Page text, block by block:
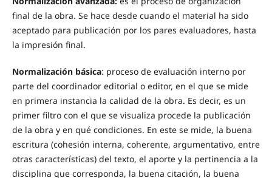
final de la obra. Se hace desde cuando el material ha sido
aceptado para publicación por los pares evaluadores, hasta
la impresión final.
Normalización básica: proceso de evaluación interno por
parte del coordinador editorial o editor, en el que se mide
en primera instancia la calidad de la obra. Es decir, es un
primer filtro con el que se visualiza procede la publicación
de la obra y en qué condiciones. En este se mide, la buena
escritura (cohesión interna, coherente, argumentativo, entre
otras características) del texto, el aporte y la pertinencia a la
disciplina que corresponda, la buena citación, la buena